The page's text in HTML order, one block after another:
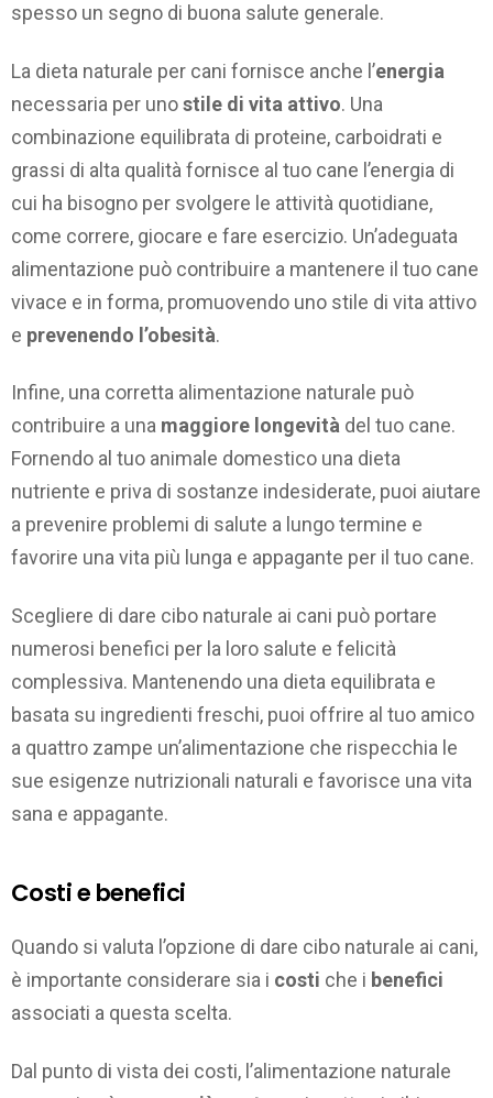
spesso un segno di buona salute generale.
La dieta naturale per cani fornisce anche l’energia
necessaria per unostile di vita attivo. Una
combinazione equilibrata di proteine, carboidrati e
grassi di alta qualità fornisce al tuo cane l’energia di
cui ha bisogno per svolgere le attività quotidiane,
come correre, giocare e fare esercizio. Un’adeguata
alimentazione può contribuire a mantenere il tuo cane
vivace e in forma, promuovendo uno stile di vita attivo
e prevenendo l’obesità.
Infine, una corretta alimentazione naturale può
contribuire a una maggiore longevità del tuo cane.
Fornendo al tuo animale domestico una dieta
nutriente e priva di sostanze indesiderate, puoi aiutare
a prevenire problemi di salute a lungo termine e
favorire una vita più lunga e appagante per il tuo cane.
Scegliere di dare cibo naturale ai cani può portare
numerosi benefici per la loro salute e felicità
complessiva. Mantenendo una dieta equilibrata e
basata su ingredienti freschi, puoi offrire al tuo amico
a quattro zampe un’alimentazione che rispecchia le
sue esigenze nutrizionali naturali e favorisce una vita
sana e appagante.
Costi e benefici
Quando si valuta l’opzione di dare cibo naturale ai cani,
è importante considerare sia i costi che i benefici
associati a questa scelta.
Dal punto di vista dei costi, l’alimentazione naturale